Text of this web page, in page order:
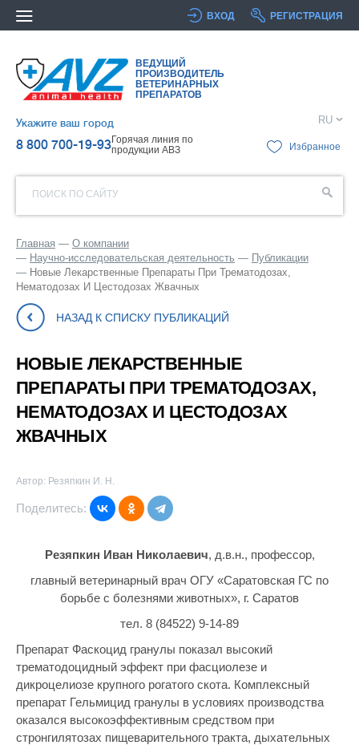
ВХОД РЕГИСТРАЦИЯ
ВЕДУЩИЙ
ПРОИЗВОДИТЕЛЬ
ВЕТЕРИНАРНЫХ
ПРЕПАРАТОВ
Укажите ваш город
8 800 700-19-93Горячая линия по
продукции АВЗ
RU
Избранное
ПОИСК ПО САЙТУ
Главная
О компании
Научно-исследовательская деятельность
Публикации
Новые Лекарственные Препараты При Трематодозах,
Нематодозах И Цестодозах Жвачных
НАЗАД К СПИСКУ ПУБЛИКАЦИЙ
НОВЫЕ ЛЕКАРСТВЕННЫЕ
ПРЕПАРАТЫ ПРИ ТРЕМАТОДОЗАХ,
НЕМАТОДОЗАХ И ЦЕСТОДОЗАХ
ЖВАЧНЫХ
Автор: Резяпкин И. Н.
Поделитесь:
Резяпкин Иван Николаевич, д.в.н., профессор,
главный ветеринарный врач ОГУ «Саратовская ГС по
борьбе с болезнями животных», г. Саратов
тел. 8 (84522) 9-14-89
Препарат Фаскоцид гранулы показал высокий
трематодоцидный эффект при фасциолезе и
дикроцелиозе крупного рогатого скота. Комплексный
препарат Гельмицид гранулы в условиях производства
оказался высокоэффективным средством при
стронгилятозах пищеварительного тракта, дыхательных